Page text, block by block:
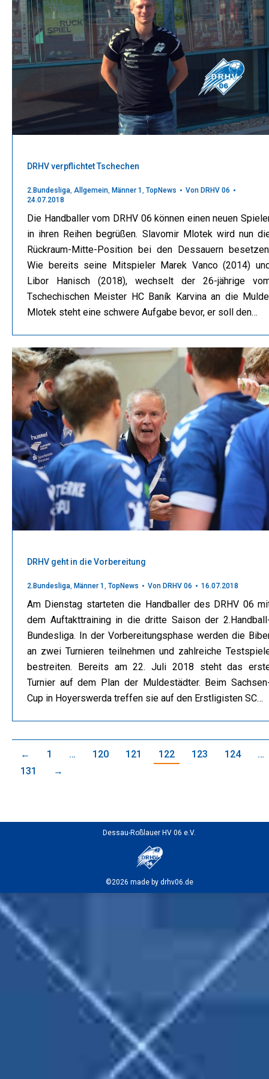
DRHV verpflichtet Tschechen
2.Bundesliga, Allgemein, Männer 1 , TopNews Von DRHV 06
24.07.2018
Die Handballer vom DRHV 06 können einen neuen
in ihren Reihen begrüßen. Slavomir Mlotek wird nun
Rückraum-Mitte-Position bei den Dessauern
Wie bereits seine Mitspieler Marek Vanco (2014)
Libor Hanisch (2018), wechselt der 26-jährige
Tschechischen Meister HC Baník Karvina an die
Mlotek steht eine schwere Aufgabe bevor, er soll den…
DRHV geht in die Vorbereitung
2.Bundesliga, Männer 1 , TopNews Von DRHV 06 16.07.2018
Am Dienstag starteten die Handballer des DRHV 06
dem Auftakttraining in die dritte Saison der
Bundesliga. In der Vorbereitungsphase werden die
an zwei Turnieren teilnehmen und zahlreiche
bestreiten. Bereits am 22. Juli 2018 steht das
Turnier auf dem Plan der Muldestädter. Beim
Cup in Hoyerswerda treffen sie auf den Erstligisten SC…
← 1 … 120 121 122 123 124
…
131
→
Dessau-Roßlauer HV 06 e.V.
©2026 made by drhv06.de